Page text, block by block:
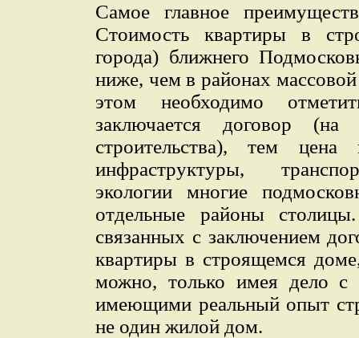
Самое главное
Стоимость квартиры в
города) ближнего
ниже, чем в районах
этом необходимо
заключается договор
строительства), тем
инфраструктуры,
экологии многие
отдельные районы
связанных с заключением
квартиры в строящемся
можно, только имея дело с
имеющими реальный опыт
не один жилой дом.